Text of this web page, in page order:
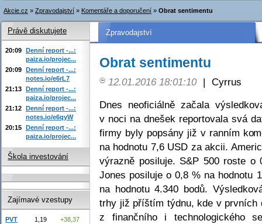
Akcie.cz » Zpravodajství » Komentáře a doporučení » Obrat sentimentu
Zpravodajství
Obrat sentimentu
12.01.2016 18:01:10 | Cyrrus
Dnes neoficiálně začala
v noci na dnešek reportovala svá
firmy byly popsány již v ranním
na hodnotu 7,6 USD za akcii.
výrazně posiluje. S&P 500 roste o
Jones posiluje o 0,8 % na hodnotu
na hodnotu 4.340 bodů.
trhy již příštím týdnu, kde v prvních
z finančního i technologického
Právě diskutujete
20:09 Denní report -...:
paiza.io/projec...
20:09 Denní report -...:
notes.io/e6rL7
21:13 Denní report -...:
paiza.io/projec...
21:12 Denní report -...:
notes.io/e6qyW
20:15 Denní report -...:
paiza.io/projec...
Škola investování
Zajímavé vzestupy
PVT 1,19
+38,37